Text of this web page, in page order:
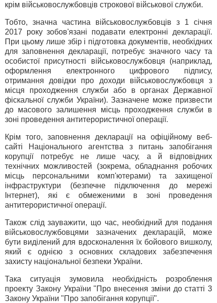
крім військовослужбовців строкової військової служби.
Тобто, значна частина військовослужбовців з 1 січня
2017 року зобов'язані подавати електронні декларації.
При цьому лише збір і підготовка документів, необхідних
для заповнення декларації, потребує значного часу та
особистої присутності військовослужбовця (наприклад,
оформлення електронного цифрового підпису,
отримання довідки про доходи військовослужбовця з
місця проходження служби або в органах Державної
фіскальної служби України). Зазначене може призвести
до масового залишення місць проходження служби в
зоні проведення антитерористичної операції.
Крім того, заповнення декларації на офіційному веб-
сайті Національного агентства з питань запобігання
корупції потребує не лише часу, а й відповідних
технічних можливостей (зокрема, обладнання робочих
місць персональними комп'ютерами) та захищеної
інфраструктури (безпечне підключення до мережі
Інтернет), які є обмеженими в зоні проведення
антитерористичної операції.
Також слід зауважити, що час, необхідний для подання
військовослужбовцями зазначених декларацій, може
бути виділений для вдосконалення їх бойового вишколу,
який є однією з основних складових забезпечення
захисту національної безпеки України.
Така ситуація зумовила необхідність розроблення
проекту Закону України "Про внесення зміни до статті 3
Закону України "Про запобігання корупції".